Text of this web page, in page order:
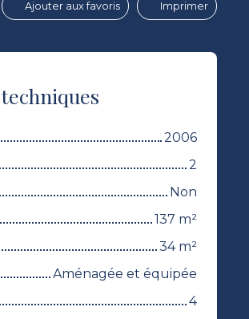
Ajouter aux favoris Imprimer
techniques
2006
2
Non
137 m²
34 m²
Aménagée et équipée
4